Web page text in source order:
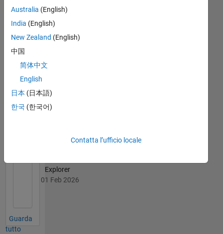
Thankful Level 2
10 Jul 2025
File
Exchange
Badge
Explorer
01 Feb 2026
Guarda
tutto
Australia (English)
India (English)
New Zealand (English)
中国
简体中文
English
日本 (日本語)
한국 (한국어)
Contatta l’ufficio locale